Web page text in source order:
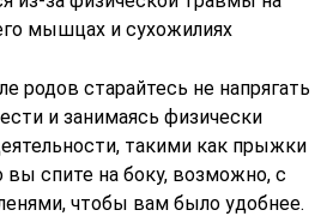
мышцах и сухожилиях
родов старайтесь не напрягать
и занимаясь физически
такими как прыжки
вы спите на боку, возможно, с
чтобы вам было удобнее.